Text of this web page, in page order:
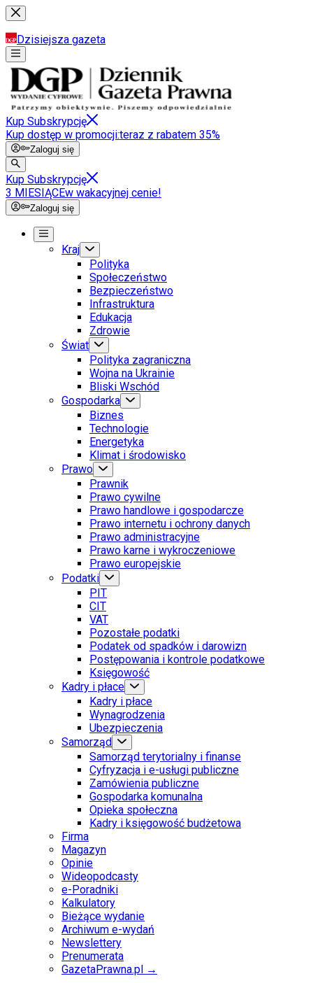
Dzisiejsza gazeta
Kup Subskrypcję
Kup dostęp w promocji:teraz z rabatem 35%
Zaloguj się
Kup Subskrypcję
3 MIESIĄCEw wakacyjnej cenie!
Zaloguj się
Kraj
Polityka
Społeczeństwo
Bezpieczeństwo
Infrastruktura
Edukacja
Zdrowie
Świat
Polityka zagraniczna
Wojna na Ukrainie
Bliski Wschód
Gospodarka
Biznes
Technologie
Energetyka
Klimat i środowisko
Prawo
Prawnik
Prawo cywilne
Prawo handlowe i gospodarcze
Prawo internetu i ochrony danych
Prawo administracyjne
Prawo karne i wykroczeniowe
Prawo europejskie
Podatki
PIT
CIT
VAT
Pozostałe podatki
Podatek od spadków i darowizn
Postępowania i kontrole podatkowe
Księgowość
Kadry i płace
Kadry i płace
Wynagrodzenia
Ubezpieczenia
Samorząd
Samorząd terytorialny i finanse
Cyfryzacja i e-usługi publiczne
Zamówienia publiczne
Gospodarka komunalna
Opieka społeczna
Kadry i księgowość budżetowa
Firma
Magazyn
Opinie
Wideopodcasty
e-Poradniki
Kalkulatory
Bieżące wydanie
Archiwum e-wydań
Newslettery
Prenumerata
GazetaPrawna.pl →